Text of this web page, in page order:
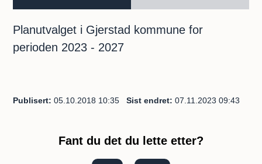
Planutvalget i Gjerstad kommune for
perioden 2023 - 2027
Publisert 05.10.2018 10:35 Sist endret 07.11.2023 09:43
Fant du det du lette etter?